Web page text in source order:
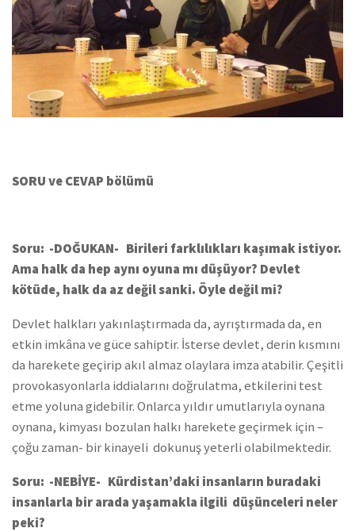
SORU ve CEVAP bölümü
Soru: -DOĞUKAN- Birileri farklılıkları kaşımak istiyor.
Ama halk da hep aynı oyuna mı düşüyor? Devlet
kötüde, halk da az değil sanki. Öyle değil mi?
Devlet halkları yakınlaştırmada da, ayrıştırmada da, en
etkin imkâna ve güce sahiptir. İsterse devlet, derin kısmını
da harekete geçirip akıl almaz olaylara imza atabilir. Çeşitli
provokasyonlarla iddialarını doğrulatma, etkilerini test
etme yoluna gidebilir. Onlarca yıldır umutlarıyla oynana
oynana, kimyası bozulan halkı harekete geçirmek için –
çoğu zaman- bir kinayeli dokunuş yeterli olabilmektedir.
Soru: -NEBİYE- Kürdistan’daki insanların buradaki
insanlarla bir arada yaşamakla ilgili düşünceleri neler
peki?